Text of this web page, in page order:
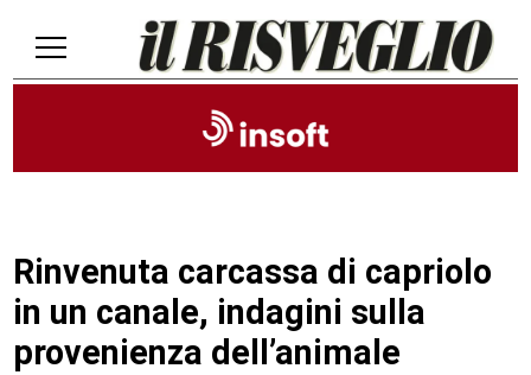
Rinvenuta carcassa di capriolo
in un canale, indagini sulla
provenienza dell’animale